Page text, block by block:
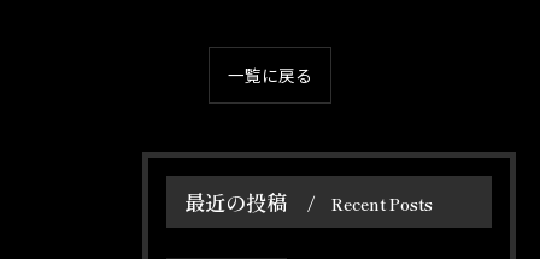
一覧に戻る
最近の投稿 Recent Posts